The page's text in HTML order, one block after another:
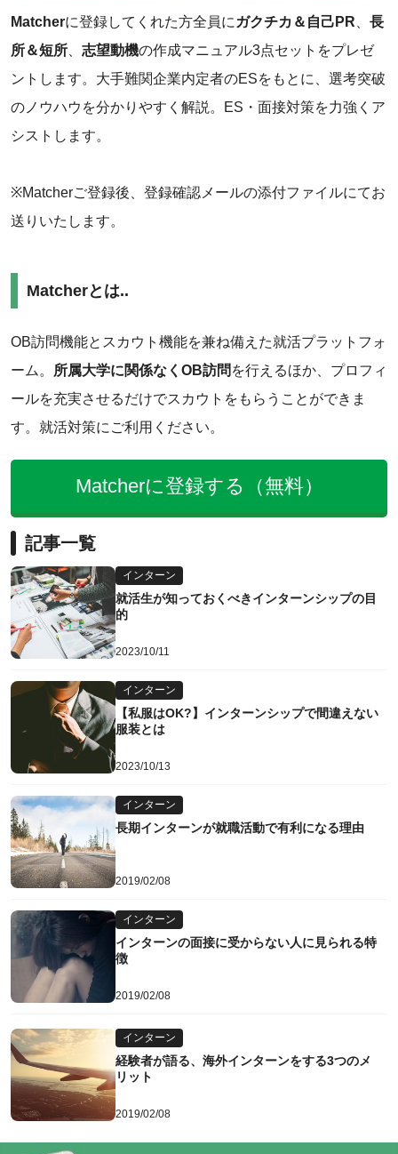
Matcherに登録してくれた方全員に ガクチカ＆自己PR
長
所＆短所
志望動機の作成マニュアル3点セットをプレゼ
ントします。大手難関企業内定者のESをもとに、選考突破
のノウハウを分かりやすく解説。ES・面接対策を力強くア
シストします。
‌‌※Matcherご登録後、登録確認メールの添付ファイルにてお
送りいたします。
Matcherとは‌..
‌‌OB訪問機能とスカウト機能を兼ね備えた就活プラットフォ
ーム。
所属大学に関係なく OB訪問 を行えるほか、プロフィ
ールを充実させるだけでスカウトをもらうことができま
す。就活対策にご利用ください。
Matcherに登録する（無料）
記事一覧
インターン
就活生が知っておくべきインターンシップの目
的
2023/10/11
インターン
【私服はOK?】インターンシップで間違えない
服装とは
2023/10/13
インターン
長期インターンが就職活動で有利になる理由
2019/02/08
インターン
インターンの面接に受からない人に見られる特
徴
2019/02/08
インターン
経験者が語る、海外インターンをする3つのメ
リット
2019/02/08